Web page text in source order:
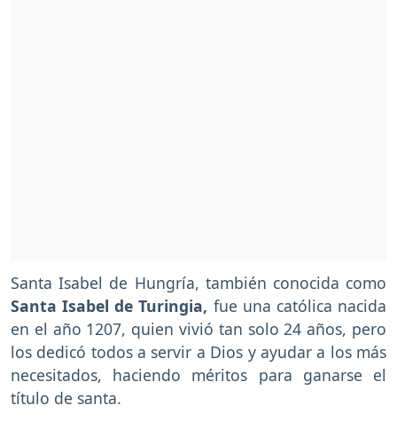
Santa Isabel de Hungría, también conocida como
Santa Isabel de Turingia, fue una católica nacida
en el año 1207, quien vivió tan solo 24 años, pero
los dedicó todos a servir a Dios y ayudar a los más
necesitados, haciendo méritos para ganarse el
título de santa.